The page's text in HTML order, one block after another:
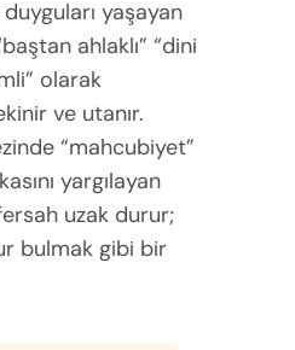
yaşayan
ahlaklı” “dini
olarak
ve utanır.
“mahcubiyet”
yargılayan
uzak durur;
bulmak gibi bir